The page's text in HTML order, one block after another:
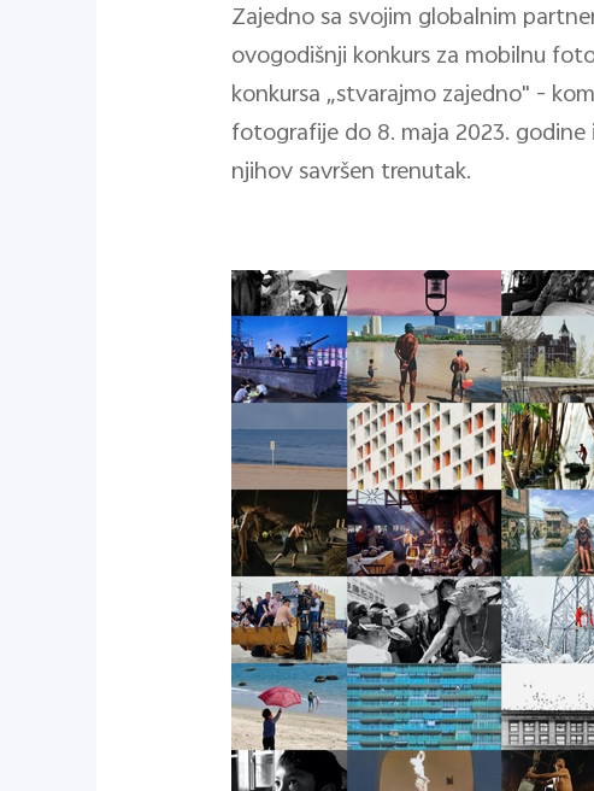
Zajedno sa svojim globalnim
ovogodišnji konkurs za mobilnu
konkursa „stvarajmo zajedno" -
fotografije do 8. maja 2023.
njihov savršen trenutak.